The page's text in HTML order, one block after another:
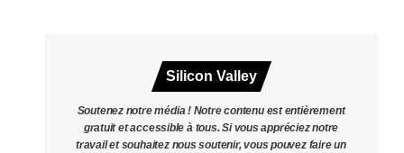
Silicon Valley
Soutenez notre média ! Notre contenu est entièrement
gratuit et accessible à tous. Si vous appréciez notre
travail et souhaitez nous soutenir, vous pouvez faire un